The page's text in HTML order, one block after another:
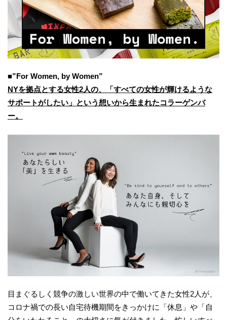
■”For Women, by Women”
NYを拠点とする女性2人の、「すべての女性が輝けるような
サポートがしたい」という想いから生まれたコラーゲンバ
ー。
目まぐるしく競争の激しい世界の中で働いてきた女性2人が、
コロナ禍での長い自宅待機期間をきっかけに「休息」や「自